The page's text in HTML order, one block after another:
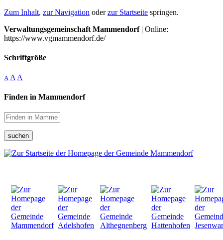
Zum Inhalt, zur Navigation oderzur Startseite springen.
Verwaltungsgemeinschaft Mammendorf| Online:
https://www.vgmammendorf.de/
Schriftgröße
A A A
Finden in Mammendorf
suchen